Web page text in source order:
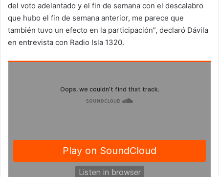
del voto adelantado y el fin de semana con el descalabro
que hubo el fin de semana anterior, me parece que
también tuvo un efecto en la participación”, declaró Dávila
en entrevista con Radio Isla 1320.